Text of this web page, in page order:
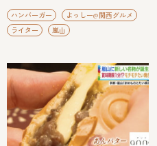
ハンバーガー
よっしー@関西グルメ
ライター
嵐山